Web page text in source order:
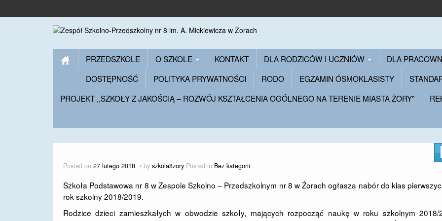
PRZEDSZKOLE O SZKOLE KONTAKT DLA RODZICÓW I UCZNIÓW DLA
DOSTĘPNOŚĆ
POLITYKA PRYWATNOŚCI RODO EGZAMIN ÓSMOKLASISTY
PROJEKT ,,SZKOŁY Z JAKOŚCIĄ – ROZWÓJ KSZTAŁCENIA OGÓLNEGO NA TERENIE MIASTA ŻORY”
Posted on 27 lutego 2018 by szkola8zory Posted in Bez kategorii
Szkoła Podstawowa nr 8 w Zespole Szkolno – Przedszkolnym nr 8 w Żorach ogłasza nabór do klas
rok szkolny 2018/2019.
Rodzice dzieci zamieszkałych w obwodzie szkoły, mających rozpocząć naukę w roku szkolnym 2018/